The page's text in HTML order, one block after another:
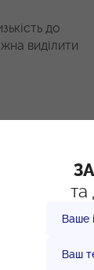
до
виділити
а ціни
своє
та
Ваше
Ваш